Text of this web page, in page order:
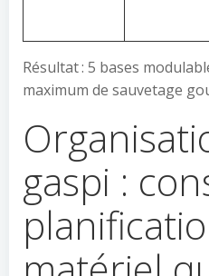
Résultat : 5 bases
maximum de sauvetage
gaspi :